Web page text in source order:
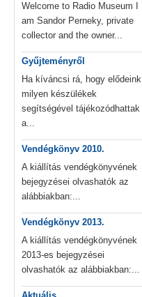
Welcome to Radio Museum I
am Sandor Perneky, private
collector and the owner...
Gyűjteményről
Ha kíváncsi rá, hogy elődeink
milyen készülékek
segítségével tájékozódhattak
a...
Vendégkönyv 2010.
A kiállítás vendégkönyvének
bejegyzései olvashatók az
alábbiakban:...
Vendégkönyv 2013.
A kiállítás vendégkönyvének
2013-es bejegyzései
olvashatók az alábbiakban:...